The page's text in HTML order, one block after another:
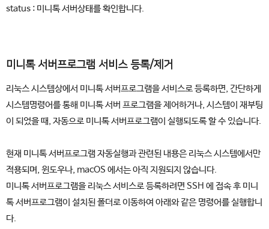
status : 미니톡 서버상태를 확인합니다.
미니톡 서버프로그램 서비스 등록/제거
리눅스 시스템상에서 미니톡 서버프로그램을 서비스로 등록하면, 간단하게
시스템명령어를 통해 미니톡 서버 프로그램을 제어하거나, 시스템이 재부팅
이 되었을 때, 자동으로 미니톡 서버프로그램이 실행되도록 할 수 있습니다.
현재 미니톡 서버프로그램 자동실행과 관련된 내용은 리눅스 시스템에서만
적용되며, 윈도우나, macOS 에서는 아직 지원되지 않습니다.
미니톡 서버프로그램을 리눅스 서비스로 등록하려면 SSH 에 접속 후 미니
톡 서버프로그램이 설치된 폴더로 이동하여 아래와 같은 명령어를 실행합니
다.